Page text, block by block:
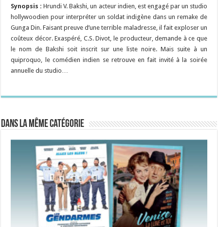
Synopsis :Hrundi V. Bakshi, un acteur indien, est engagé par un studio
hollywoodien pour interpréter un soldat indigène dans un remake de
Gunga Din. Faisant preuve d’une terrible maladresse, il fait exploser un
coûteux décor. Exaspéré, C.S. Divot, le producteur, demande à ce que
le nom de Bakshi soit inscrit sur une liste noire. Mais suite à un
quiproquo, le comédien indien se retrouve en fait invité à la soirée
annuelle du studio…
Dans la même catégorie